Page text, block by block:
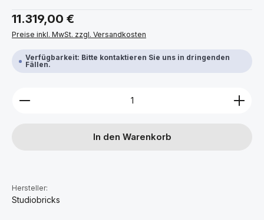
Regulärer Preis:
11.319,00 €
Preise inkl. MwSt. zzgl. Versandkosten
Verfügbarkeit: Bitte kontaktieren Sie uns in dringenden
Fällen.
Produkt Anzahl: Gib den gewünschten Wert ein
In den Warenkorb
Hersteller:
Studiobricks